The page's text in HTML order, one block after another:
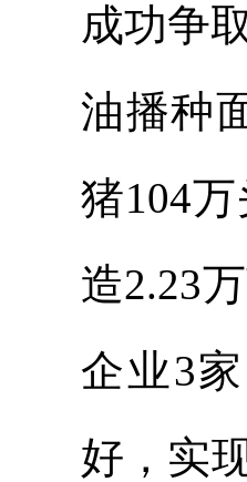
成功争
油播种
猪104
造2.23
企业3
好，实